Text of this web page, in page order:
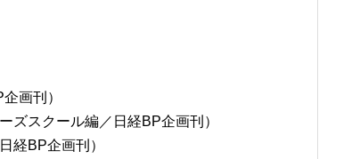
画刊）
ズスクール編／日経BP企画刊）
経BP企画刊）